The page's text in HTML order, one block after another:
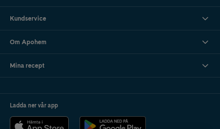
Kundservice
Om Apohem
Mina recept
Ladda ner vår app